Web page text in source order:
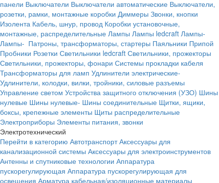
панели Выключатели Выключатели автоматические Выключатели,
розетки, рамки, монтажные коробки Диммеры Звонки, кнопки
Изолента Кабель, шнур, провод Коробки установочные,
монтажные, распределительные Лампы Лампы ledcraft Лампы-
Лампы- Патроны, трансформаторы, стартеры Паяльники Припой
Пробники Розетки Светильники ledcraft Светильники, прожекторы
Светильники, прожекторы, фонари Системы прокладки кабеля
Трансформаторы для ламп Удлинители электрические-
Удлинители, колодки, вилки, тройники, силовые разъемы
Управление светом Устройства защитного отключения (УЗО) Шины
нулевые Шины нулевые- Шины соединительные Щитки, ящики,
боксы, крепежные элементы Щиты распределительные
Электроприборы Элементы питания, звонки
Электротехнический
Перейти в категорию Автотранспорт Аксессуары для
канализационной системы Аксессуары для электроинструментов
Антенны и спутниковые технологии Аппаратура
пускорегулирующая Аппаратура пускорегулирующая для
освещения Арматура кабельная/изоляционные материалы